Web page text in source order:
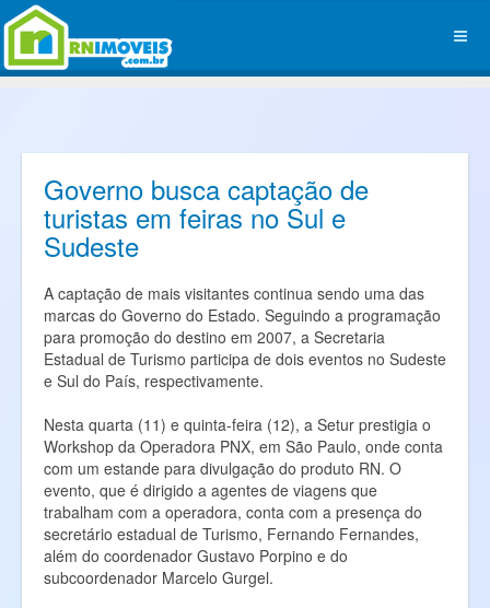
Governo busca captação de
turistas em feiras no Sul e
Sudeste
A captação de mais visitantes continua sendo uma das
marcas do Governo do Estado. Seguindo a programação
para promoção do destino em 2007, a Secretaria
Estadual de Turismo participa de dois eventos no Sudeste
e Sul do País, respectivamente.
Nesta quarta (11) e quinta-feira (12), a Setur prestigia o
Workshop da Operadora PNX, em São Paulo, onde conta
com um estande para divulgação do produto RN. O
evento, que é dirigido a agentes de viagens que
trabalham com a operadora, conta com a presença do
secretário estadual de Turismo, Fernando Fernandes,
além do coordenador Gustavo Porpino e do
subcoordenador Marcelo Gurgel.